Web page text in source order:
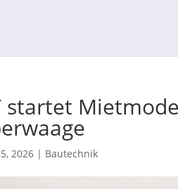
startet
2026 | Bautechnik